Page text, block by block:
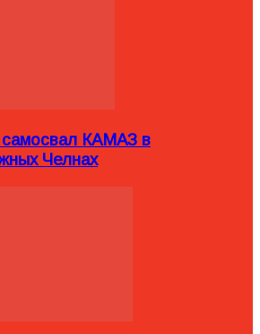
КАМАЗ в
Челнах